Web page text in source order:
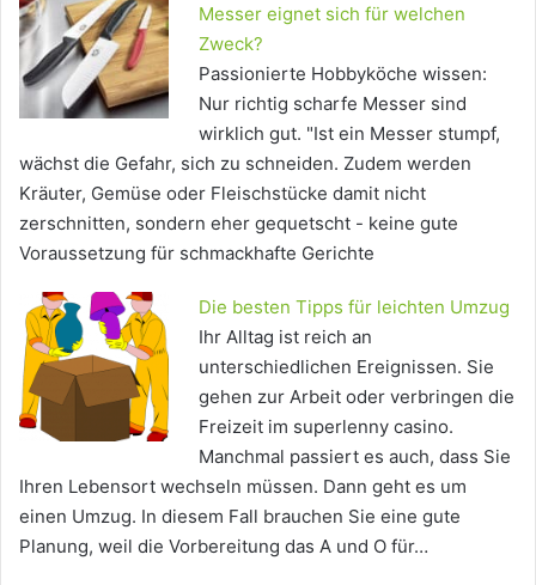
Messer eignet sich für welchen
Zweck?
Passionierte Hobbyköche wissen:
Nur richtig scharfe Messer sind
wirklich gut. "Ist ein Messer stumpf,
wächst die Gefahr, sich zu schneiden. Zudem werden
Kräuter, Gemüse oder Fleischstücke damit nicht
zerschnitten, sondern eher gequetscht - keine gute
Voraussetzung für schmackhafte Gerichte
Die besten Tipps für leichten Umzug
Ihr Alltag ist reich an
unterschiedlichen Ereignissen. Sie
gehen zur Arbeit oder verbringen die
Freizeit im superlenny casino.
Manchmal passiert es auch, dass Sie
Ihren Lebensort wechseln müssen. Dann geht es um
einen Umzug. In diesem Fall brauchen Sie eine gute
Planung, weil die Vorbereitung das A und O für…